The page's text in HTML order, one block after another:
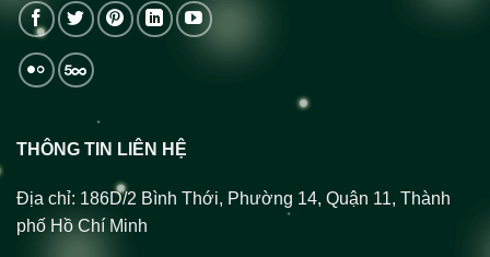
THÔNG TIN LIÊN HỆ
Địa chỉ: 186D/2 Bình Thới, Phường 14, Quận 11, Thành
phố Hồ Chí Minh